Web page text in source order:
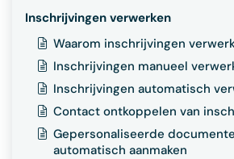
Inschrijvingen verwerken
Waarom inschrijvingen
Inschrijvingen manueel
Inschrijvingen automatisch
Contact ontkoppelen van
Gepersonaliseerde
automatisch aanmaken